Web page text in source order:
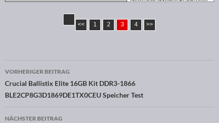
<< 1 2 3 4 >>
Beitragsnavigation
VORHERIGER BEITRAG
Crucial Ballistix Elite 16GB Kit DDR3-1866
BLE2CP8G3D1869DE1TX0CEU Speicher Test
NÄCHSTER BEITRAG